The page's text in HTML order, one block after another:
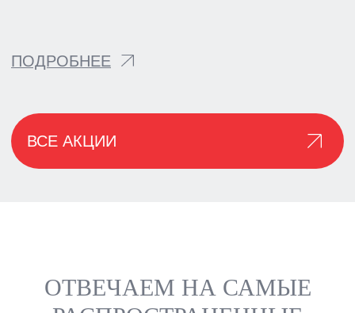
ОТВЕЧАЕМ НА САМЫЕ